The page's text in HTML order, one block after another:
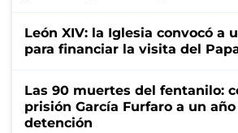
León XIV: la Iglesia convocó a
para financiar la visita del
Las 90 muertes del fentanilo:
prisión García Furfaro a un
detención